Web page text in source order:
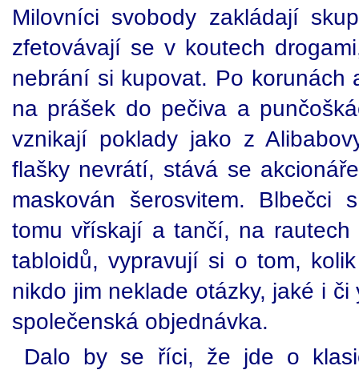
Milovníci svobody zakládají
zfetovávají se v koutech
nebrání si kupovat. Po korunách
na prášek do pečiva a
vznikají poklady jako z
flašky nevrátí, stává se
maskován šerosvitem. Blbečci
tomu vřískají a tančí, na
tabloidů, vypravují si o tom,
nikdo jim neklade otázky, jaké i
společenská objednávka.
Dalo by se říci, že jde o